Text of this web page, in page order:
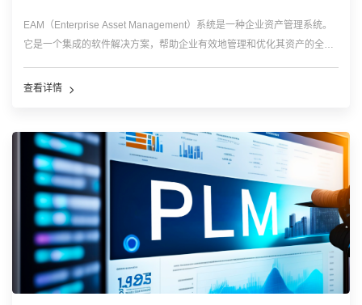
EAM（Enterprise Asset Management）系统是一种企业资产管理系统。
它是一个集成的软件解决方案，帮助企业有效地管理和优化其资产的全生
全生命周期管理，包括设备的采购、入库、领用...…
查看详情